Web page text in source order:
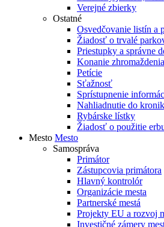
Verejné zbierky
Ostatné
Osvedčovanie listín a
Žiadosť o trvalé
Priestupky a správne
Konanie zhromaždenia
Petície
Sťažnosť
Sprístupnenie
Nahliadnutie do
Rybárske lístky
Žiadosť o použitie
Mesto Mesto
Samospráva
Primátor
Zástupcovia primátora
Hlavný kontrolór
Organizácie mesta
Partnerské mestá
Projekty EU a rozvoj
Investičné zámery